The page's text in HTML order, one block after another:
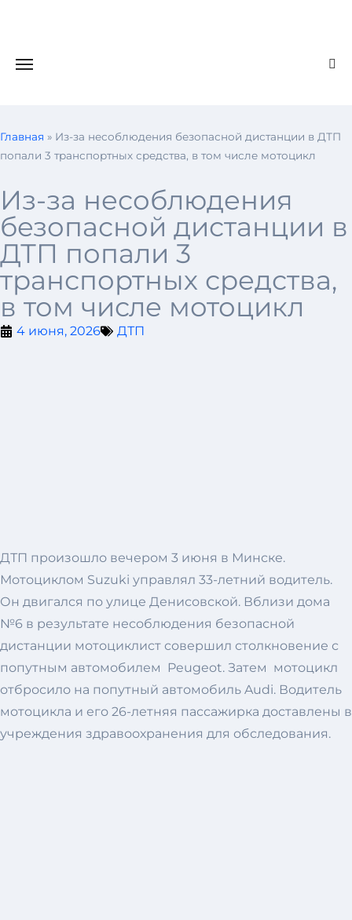
Главная » Из-за несоблюдения безопасной дистанции в ДТП
попали 3 транспортных средства, в том числе мотоцикл
Из-за несоблюдения
безопасной дистанции в
ДТП попали 3
транспортных средства,
в том числе мотоцикл
4 июня, 2026 ДТП
ДТП произошло вечером 3 июня в Минске.
Мотоциклом Suzuki управлял 33-летний водитель.
Он двигался по улице Денисовской. Вблизи дома
№6 в результате несоблюдения безопасной
дистанции мотоциклист совершил столкновение с
попутным автомобилем Peugeot. Затем мотоцикл
отбросило на попутный автомобиль Audi. Водитель
мотоцикла и его 26-летняя пассажирка доставлены в
учреждения здравоохранения для обследования.